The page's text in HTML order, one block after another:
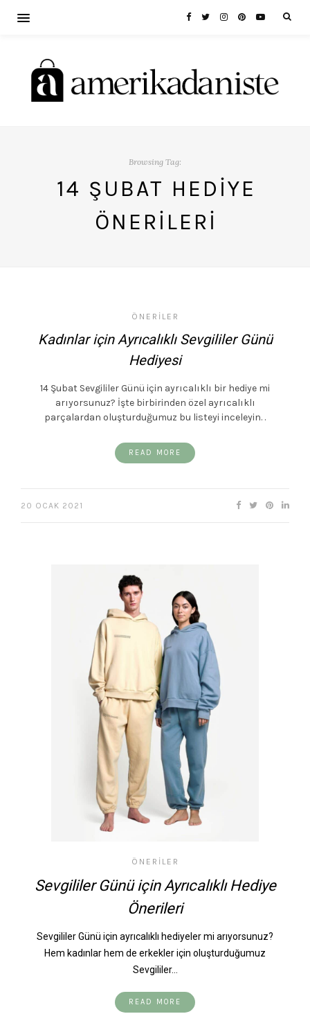
Browsing Tag:
14 ŞUBAT HEDIYE
ÖNERILERI
ÖNERILER
Kadınlar için Ayrıcalıklı Sevgililer Günü
Hediyesi
14 Şubat Sevgililer Günü için ayrıcalıklı bir hediye mi
arıyorsunuz? İşte birbirinden özel ayrıcalıklı
parçalardan oluşturduğumuz bu listeyi inceleyin. .
READ MORE
20 OCAK 2021
ÖNERILER
Sevgililer Günü için Ayrıcalıklı Hediye
Önerileri
Sevgililer Günü için ayrıcalıklı hediyeler mi arıyorsunuz?
Hem kadınlar hem de erkekler için oluşturduğumuz
Sevgililer…
READ MORE